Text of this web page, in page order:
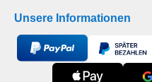
Unsere Informationen